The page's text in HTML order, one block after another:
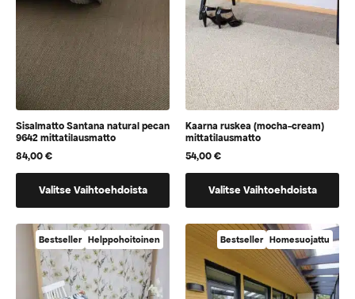
sivulla
sivulla
Sisalmatto Santana natural pecan
9642 mittatilausmatto
84,00€
Valitse Vaihtoehdoista
tuotteella
vaihtoehtoja,
jotka
voidaan
valita
Kaarna ruskea (mocha-cream)
mittatilausmatto
54,00€
Valitse Vaihtoehdoista
tuotteella
vaihtoehtoja,
jotka
voidaan
valita
Bestseller Helppohoitoinen Bestseller Homesuojattu